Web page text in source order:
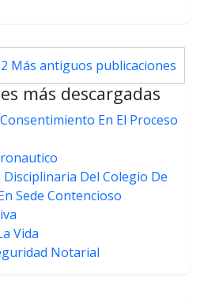
Más antiguos publicaciones
más descargadas
En El Proceso
Del Colegio De
Sede Contencioso
Vida
Notarial